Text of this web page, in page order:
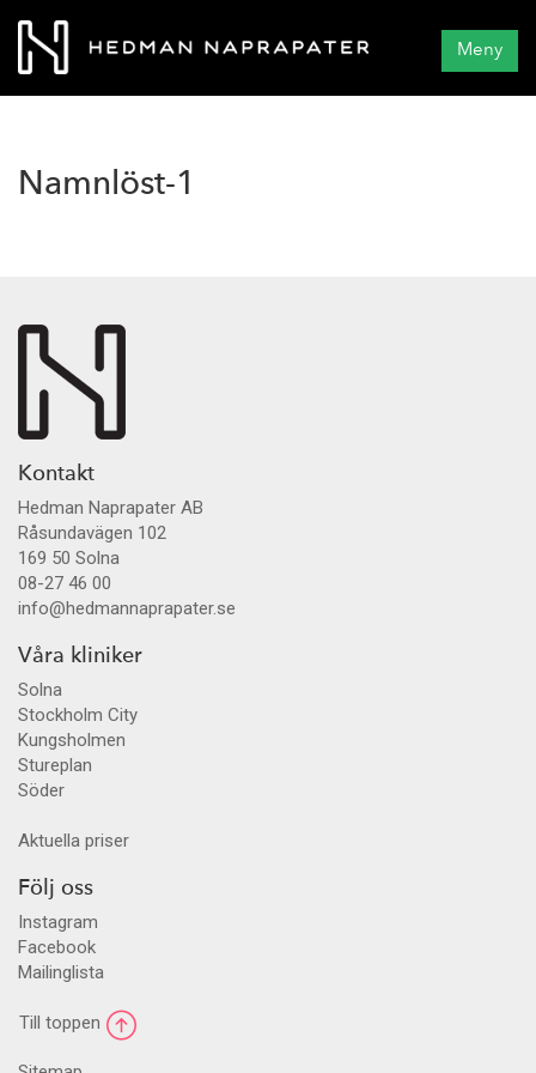
Meny
Namnlöst-1
Kontakt
Hedman Naprapater AB
Råsundavägen 102
169 50 Solna
08-27 46 00
info@hedmannaprapater.se
Våra kliniker
Solna
Stockholm City
Kungsholmen
Stureplan
Söder
Aktuella priser
Följ oss
Instagram
Facebook
Mailinglista
Till toppen